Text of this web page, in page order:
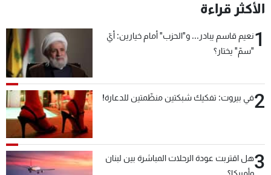
الأكثر قراءة
1نعيم قاسم يبادر... و"الحزب" أمام خيارين: أيّ
"سمّ" يختار؟
2في بيروت: تفكيك شبكتين منظّمتين للدعارة!
3هل اقتربت عودة الرحلات المباشرة بين لبنان
لاعلاناتكم